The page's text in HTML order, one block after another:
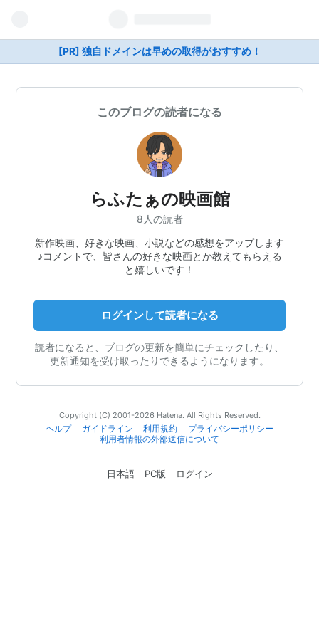
[PR] 独自ドメインは早めの取得がおすすめ！
このブログの読者になる
らふたぁの映画館
8人の読者
新作映画、好きな映画、小説などの感想をアップします
♪コメントで、皆さんの好きな映画とか教えてもらえる
と嬉しいです！
ログインして読者になる
読者になると、ブログの更新を簡単にチェックしたり、
更新通知を受け取ったりできるようになります。
Copyright (C) 2001-2026 Hatena. All Rights Reserved.
ヘルプ
ガイドライン 利用規約
プライバシーポリシー
利用者情報の外部送信について
日本語 PC版 ログイン